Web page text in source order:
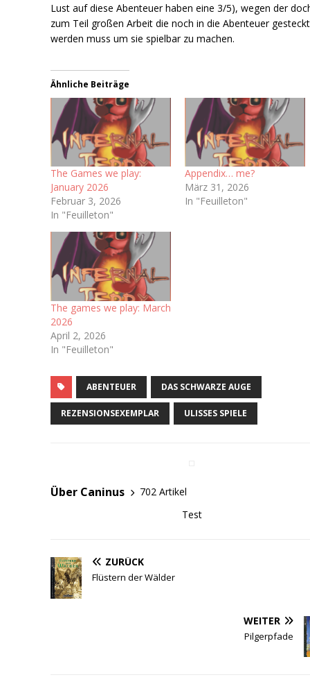
Lust auf diese Abenteuer haben eine 3/5), wegen der
zum Teil großen Arbeit die noch in die Abenteuer gesteckt
werden muss um sie spielbar zu machen.
Ähnliche Beiträge
The Games we play:
January 2026
Februar 3, 2026
In "Feuilleton"
Appendix… me?
März 31, 2026
In "Feuilleton"
The games we play: March
2026
April 2, 2026
In "Feuilleton"
ABENTEUER DAS SCHWARZE AUGE
REZENSIONSEXEMPLAR ULISSES SPIELE
Über Caninus
702 Artikel
Test
ZURÜCK
Flüstern der Wälder
WEITER
Pilgerpfade